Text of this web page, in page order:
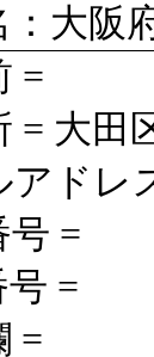
：大阪
=
= 大田
アドレ
号 =
=
=